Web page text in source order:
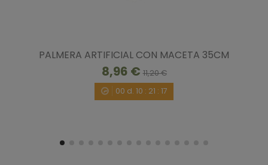
PALMERA ARTIFICIAL CON MACETA 35CM
8,96 €11,20 €
00 d. 10 : 21 : 16